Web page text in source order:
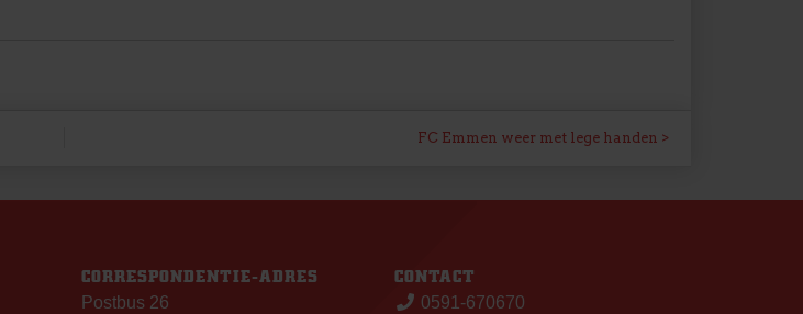
FC Emmen weer met lege handen
CORRESPONDENTIE-ADRES
Postbus 26
CONTACT
0591-670670